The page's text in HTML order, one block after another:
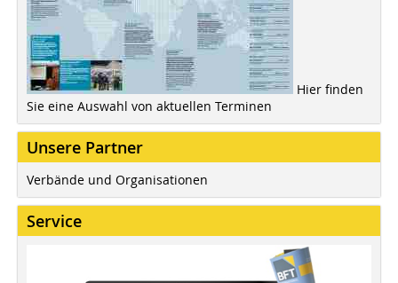
Hier finden
Sie eine Auswahl von aktuellen Terminen
Unsere Partner
Verbände und Organisationen
Service